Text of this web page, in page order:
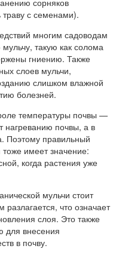
сорняков
траву с семенами).
многим садоводам
такую как солома
гниению. Также
слоев мульчи,
слишком влажной
болезней.
температуры почвы —
нагреванию почвы, а в
Поэтому правильный
имеет значение:
когда растения уже
мульчи стоит
что означает
слоя. Это также
для внесения
в почву.